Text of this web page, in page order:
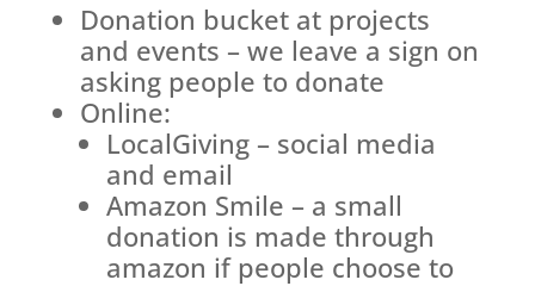
Donation bucket at projects
and events – we leave a sign on
asking people to donate
Online:
LocalGiving – social media
and email
Amazon Smile – a small
donation is made through
amazon if people choose to